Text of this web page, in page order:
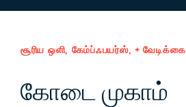
சூரிய ஒளி, கேம்ப்ஃபயர்ஸ், + வேடிக்கை
கோடை முகாம்